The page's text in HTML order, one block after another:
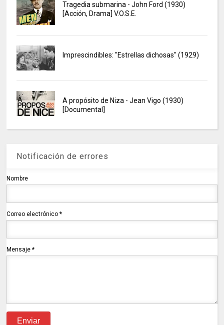
Tragedia submarina - John Ford (1930)
[Acción, Drama] V.O.S.E.
Imprescindibles: "Estrellas dichosas" (1929)
A propósito de Niza - Jean Vigo (1930)
[Documental]
Notificación de errores
Nombre
Correo electrónico*
Mensaje*